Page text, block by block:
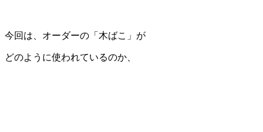
今回は、オーダーの「木ばこ」が
どのように使われているのか、